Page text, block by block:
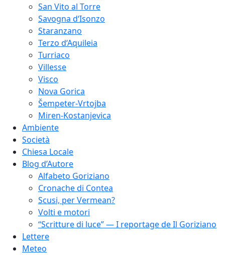
San Vito al Torre
Savogna d‘Isonzo
Staranzano
Terzo d‘Aquileia
Turriaco
Villesse
Visco
Nova Gorica
Šempeter-Vrtojba
Miren-Kostanjevica
Ambiente
Società
Chiesa Locale
Blog d’Autore
Alfabeto Goriziano
Cronache di Contea
Scusi, per Vermean?
Volti e motori
“Scritture di luce” — I reportage de Il Goriziano
Lettere
Meteo